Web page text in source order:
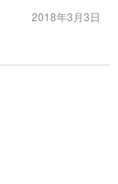
2018年3月3日